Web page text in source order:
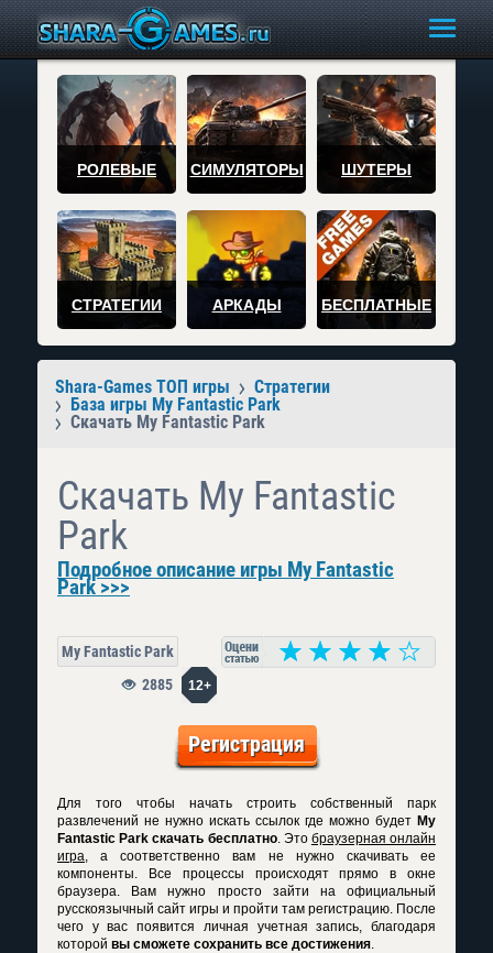
РОЛЕВЫЕ СИМУЛЯТОРЫ ШУТЕРЫ
СТРАТЕГИИ АРКАДЫ БЕСПЛАТНЫЕ
Shara-Games ТОП игры
Стратегии
База игры My Fantastic Park
Скачать My Fantastic Park
Скачать My Fantastic
Park
Подробное описание игры My Fantastic
Park >>>
My Fantastic Park
12+
2885
Регистрация
Для того чтобы начать строить собственный парк
развлечений не нужно искать ссылок где можно будет My
Fantastic Park скачать бесплатно. Это браузерная онлайн
игра, а соответственно вам не нужно скачивать ее
компоненты. Все процессы происходят прямо в окне
браузера. Вам нужно просто зайти на официальный
русскоязычный сайт игры и пройти там регистрацию. После
чего у вас появится личная учетная запись, благодаря
которой вы сможете сохранить все достижения.